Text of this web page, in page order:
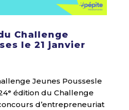
Challenge
le 21 janvier
Jeunes Poussesle
édition du Challenge
d’entrepreneuriat